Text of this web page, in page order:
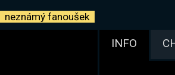
neznámý fanoušek
INFO